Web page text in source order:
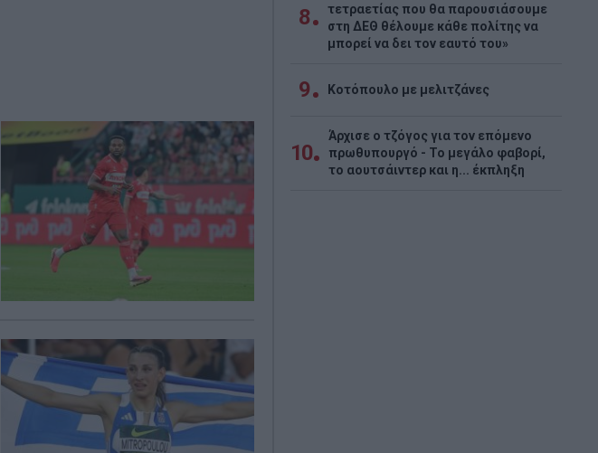
8
τετραετίας που θα παρουσιάσουμε
στη ΔΕΘ θέλουμε κάθε πολίτης να
μπορεί να δει τον εαυτό του»
9 Κοτόπουλο με μελιτζάνες
10
Άρχισε ο τζόγος για τον επόμενο
πρωθυπουργό - Το μεγάλο φαβορί,
το αουτσάιντερ και η... έκπληξη